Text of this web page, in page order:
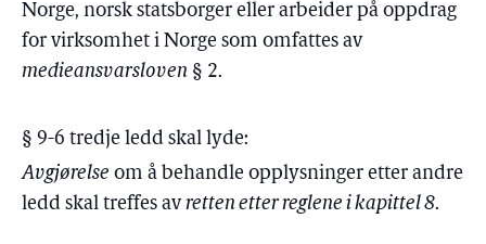
Norge, norsk statsborger eller arbeider på oppdrag
for virksomhet i Norge som omfattes av
medieansvarsloven § 2.
§ 9-6 tredje ledd skal lyde:
Avgjørelse om å behandle opplysninger etter andre
ledd skal treffes avretten etter reglene i kapittel 8.